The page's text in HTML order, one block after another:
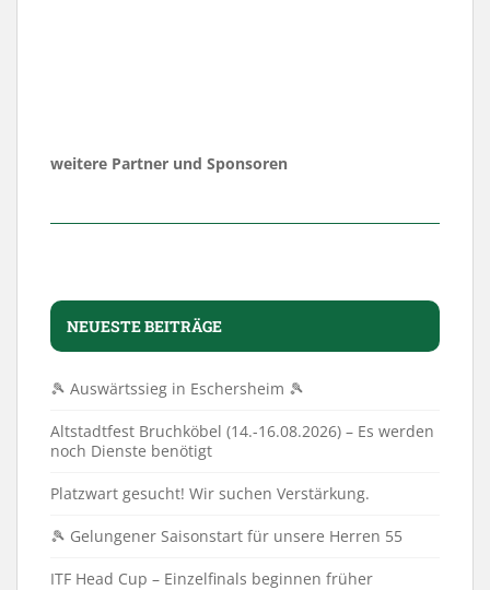
weitere Partner und Sponsoren
NEUESTE BEITRÄGE
🎾 Auswärtssieg in Eschersheim 🎾
Altstadtfest Bruchköbel (14.-16.08.2026) – Es werden
noch Dienste benötigt
Platzwart gesucht! Wir suchen Verstärkung.
🎾 Gelungener Saisonstart für unsere Herren 55
ITF Head Cup – Einzelfinals beginnen früher